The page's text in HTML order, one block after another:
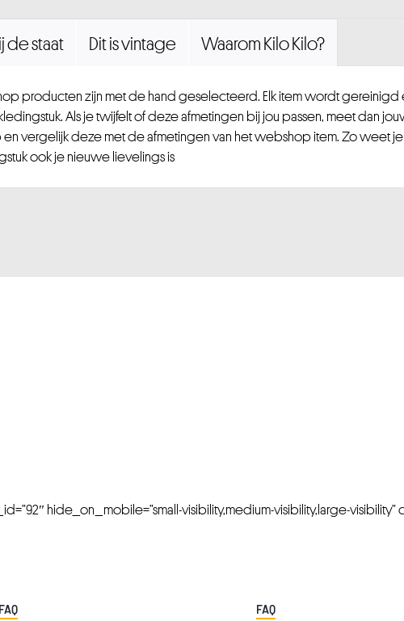
staat Dit is vintage Waarom Kilo Kilo?
producten zijn met de hand geselecteerd. Elk item wordt gereinigd
Als je twijfelt of deze afmetingen bij jou passen, meet dan
en vergelijk deze met de afmetingen van het webshop item. Zo weet
ook je nieuwe lievelings is
hide_on_mobile=”small-visibility,medium-visibility,large-visibility”
FAQ FAQ